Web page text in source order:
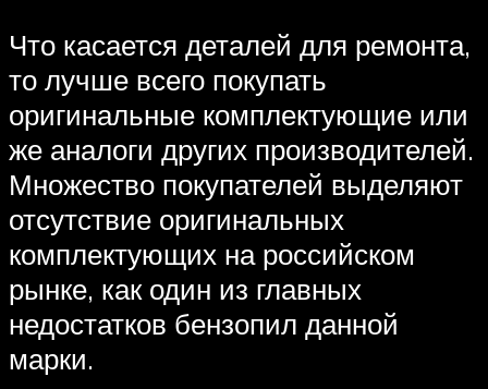
Что касается деталей для ремонта,
то лучше всего покупать
оригинальные комплектующие или
же аналоги других производителей.
Множество покупателей выделяют
отсутствие оригинальных
комплектующих на российском
рынке, как один из главных
недостатков бензопил данной
марки.